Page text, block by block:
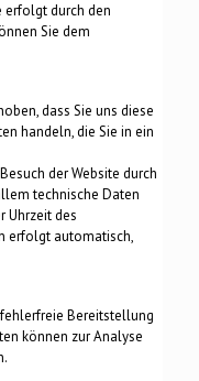
erfolgt durch den
Sie dem
dass Sie uns diese
handeln, die Sie in ein
der Website durch
technische Daten
Uhrzeit des
erfolgt automatisch,
Bereitstellung
können zur Analyse